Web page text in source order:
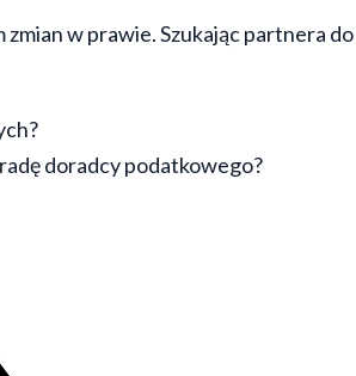
zmian w prawie. Szukając partnera
doradcy podatkowego?